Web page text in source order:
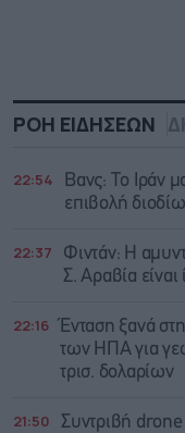
ΡΟΗ ΕΙΔΗΣΕΩΝ
22:54
Βανς: Το Ιράν
επιβολή
22:37
Φιντάν: Η
Σ. Αραβία
22:16
Ένταση ξανά
των ΗΠΑ για
τρισ. δολαρίων
21:50 Συντριβή